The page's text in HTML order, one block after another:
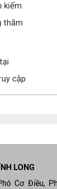
kiếm
thăm
cập
LONG
Cơ Điều,